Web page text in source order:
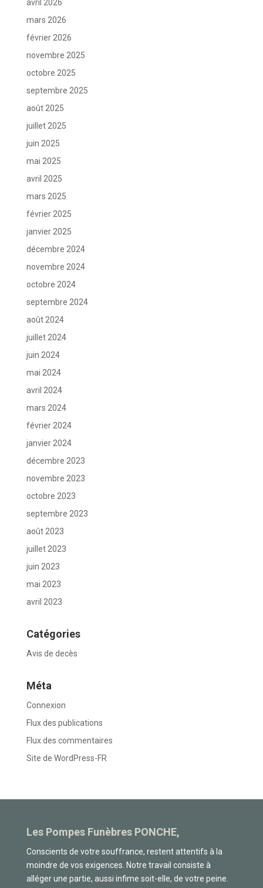
avril 2026
mars 2026
février 2026
novembre 2025
octobre 2025
septembre 2025
août 2025
juillet 2025
juin 2025
mai 2025
avril 2025
mars 2025
février 2025
janvier 2025
décembre 2024
novembre 2024
octobre 2024
septembre 2024
août 2024
juillet 2024
juin 2024
mai 2024
avril 2024
mars 2024
février 2024
janvier 2024
décembre 2023
novembre 2023
octobre 2023
septembre 2023
août 2023
juillet 2023
juin 2023
mai 2023
avril 2023
Catégories
Avis de decès
Méta
Connexion
Flux des publications
Flux des commentaires
Site de WordPress-FR
Les Pompes Funèbres PONCHE,
Conscients de votre souffrance, restent attentifs à la
moindre de vos exigences. Notre travail consiste à
alléger une partie, aussi infime soit-elle, de votre peine.